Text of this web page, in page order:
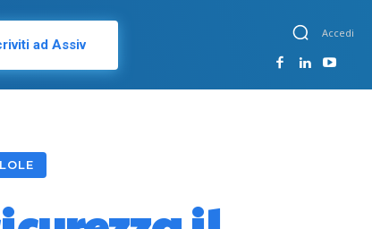
ad Assiv
Accedi